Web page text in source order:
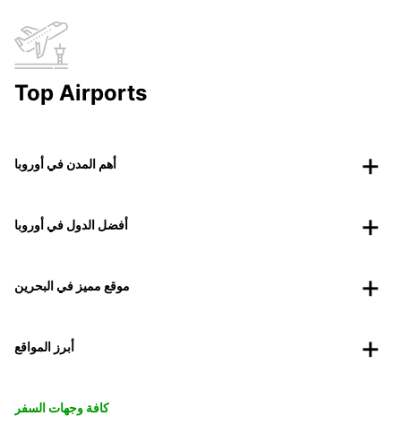
Top Airports
أهم المدن في أوروبا
أفضل الدول في أوروبا
موقع مميز في البحرين
أبرز المواقع
كافة وجهات السفر